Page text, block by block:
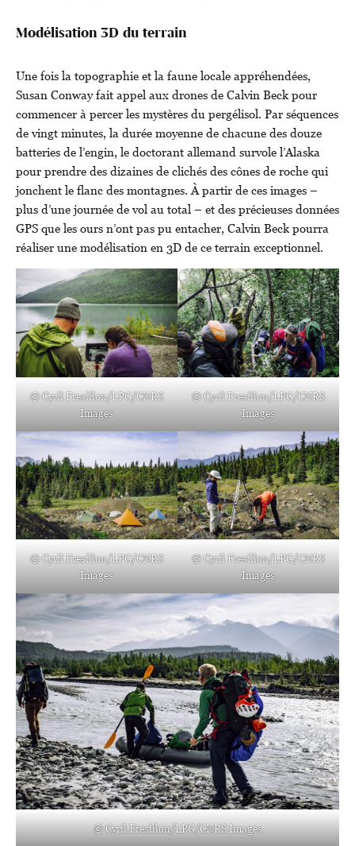
Modélisation 3D du terrain
Une fois la topographie et la faune locale appréhendées,
Susan Conway fait appel aux drones de Calvin Beck pour
commencer à percer les mystères du pergélisol. Par séquences
de vingt minutes, la durée moyenne de chacune des douze
batteries de l’engin, le doctorant allemand survole l’Alaska
pour prendre des dizaines de clichés des cônes de roche qui
jonchent le flanc des montagnes. À partir de ces images –
plus d’une journée de vol au total – et des précieuses données
GPS que les ours n’ont pas pu entacher, Calvin Beck pourra
réaliser une modélisation en 3D de ce terrain exceptionnel.
© Cyril Fresillon/LPG/CNRS
Images
© Cyril Fresillon/LPG/CNRS
Images
© Cyril Fresillon/LPG/CNRS
Images
© Cyril Fresillon/LPG/CNRS
Images
© Cyril Fresillon/LPG/CNRS Images